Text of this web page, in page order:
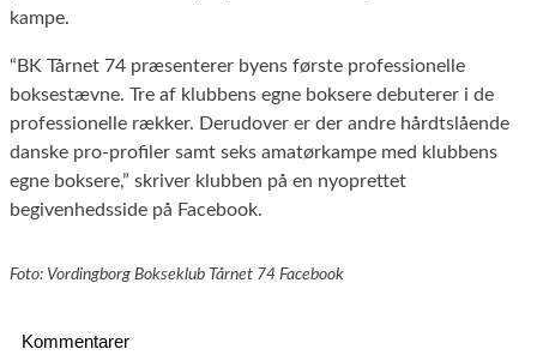
kampe.
“BK Tårnet 74 præsenterer byens første professionelle
boksestævne. Tre af klubbens egne boksere debuterer i de
professionelle rækker. Derudover er der andre hårdtslående
danske pro-profiler samt seks amatørkampe med klubbens
egne boksere,” skriver klubben på en nyoprettet
begivenhedsside på Facebook.
Foto: Vordingborg Bokseklub Tårnet 74 Facebook
Kommentarer